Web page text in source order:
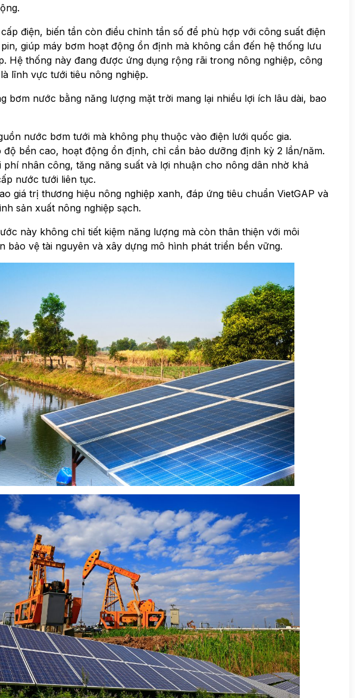
điện, biến tần còn điều chỉnh tần số để phù hợp với công suất điện
giúp máy bơm hoạt động ổn định mà không cần đến hệ thống lưu
Hệ thống này đang được ứng dụng rộng rãi trong nông nghiệp, công
lĩnh vực tưới tiêu nông nghiệp.
bơm nước bằng năng lượng mặt trời mang lại nhiều lợi ích lâu dài, bao
nước bơm tưới mà không phụ thuộc vào điện lưới quốc gia.
độ bền cao, hoạt động ổn định, chỉ cần bảo dưỡng định kỳ 2 lần/năm.
phí nhân công, tăng năng suất và lợi nhuận cho nông dân nhờ khả
nước tưới liên tục.
giá trị thương hiệu nông nghiệp xanh, đáp ứng tiêu chuẩn VietGAP và
sản xuất nông nghiệp sạch.
này không chỉ tiết kiệm năng lượng mà còn thân thiện với môi
bảo vệ tài nguyên và xây dựng mô hình phát triển bền vững.